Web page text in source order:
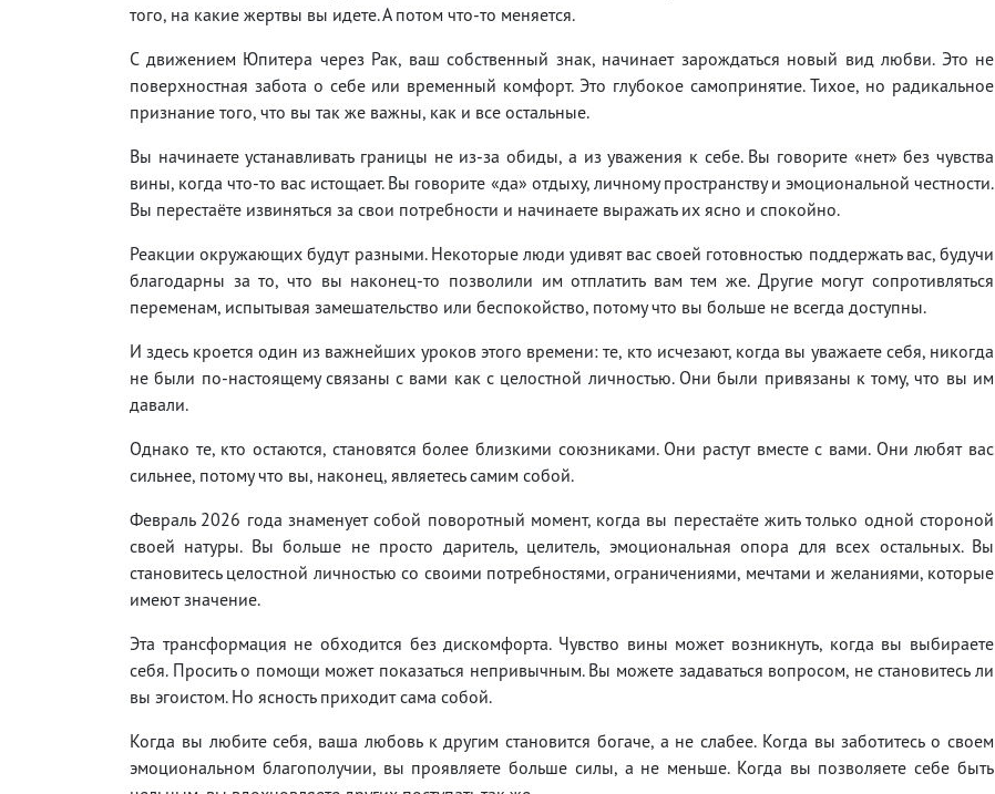
того, на какие жертвы вы идете. А потом что-то меняется.
С движением Юпитера через Рак, ваш собственный знак, начинает зарождаться новый вид любви. Это не
поверхностная забота о себе или временный комфорт. Это глубокое самопринятие. Тихое, но радикальное
признание того, что вы так же важны, как и все остальные.
Вы начинаете устанавливать границы не из-за обиды, а из уважения к себе. Вы говорите «нет» без чувства
вины, когда что-то вас истощает. Вы говорите «да» отдыху, личному пространству и эмоциональной честности.
Вы перестаёте извиняться за свои потребности и начинаете выражать их ясно и спокойно.
Реакции окружающих будут разными. Некоторые люди удивят вас своей готовностью поддержать вас, будучи
благодарны за то, что вы наконец-то позволили им отплатить вам тем же. Другие могут сопротивляться
переменам, испытывая замешательство или беспокойство, потому что вы больше не всегда доступны.
И здесь кроется один из важнейших уроков этого времени: те, кто исчезают, когда вы уважаете себя, никогда
не были по-настоящему связаны с вами как с целостной личностью. Они были привязаны к тому, что вы им
давали.
Однако те, кто остаются, становятся более близкими союзниками. Они растут вместе с вами. Они любят вас
сильнее, потому что вы, наконец, являетесь самим собой.
Февраль 2026 года знаменует собой поворотный момент, когда вы перестаёте жить только одной стороной
своей натуры. Вы больше не просто даритель, целитель, эмоциональная опора для всех остальных. Вы
становитесь целостной личностью со своими потребностями, ограничениями, мечтами и желаниями, которые
имеют значение.
Эта трансформация не обходится без дискомфорта. Чувство вины может возникнуть, когда вы выбираете
себя. Просить о помощи может показаться непривычным. Вы можете задаваться вопросом, не становитесь ли
вы эгоистом. Но ясность приходит сама собой.
Когда вы любите себя, ваша любовь к другим становится богаче, а не слабее. Когда вы заботитесь о своем
эмоциональном благополучии, вы проявляете больше силы, а не меньше. Когда вы позволяете себе быть